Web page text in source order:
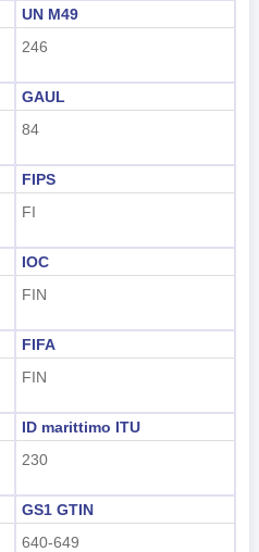
UN M49
246
GAUL
84
FIPS
FI
IOC
FIN
FIFA
FIN
ID marittimo ITU
230
GS1 GTIN
640-649